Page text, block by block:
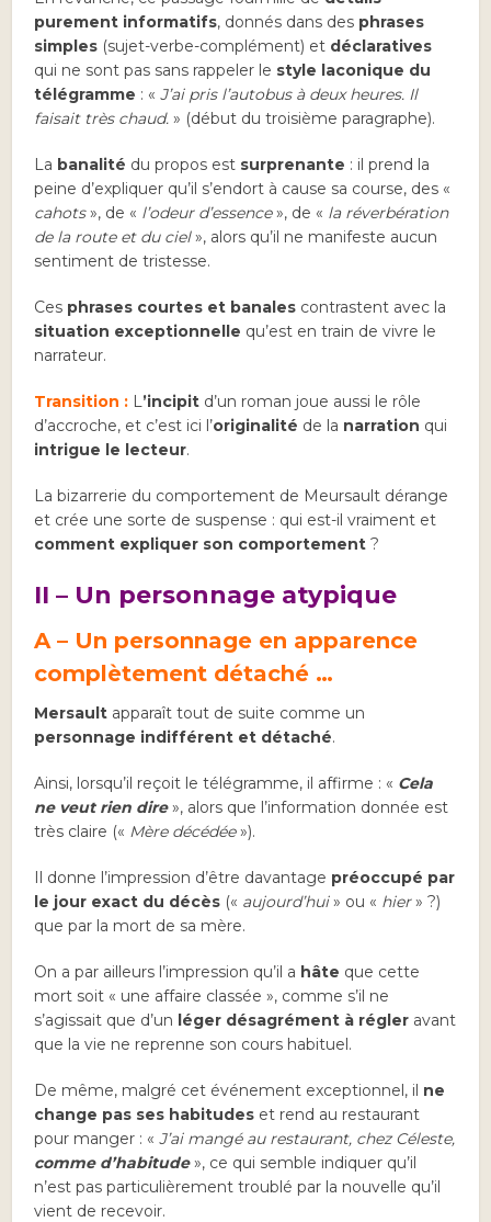
purement informatifs, donnés dans des phrases
simples (sujet-verbe-complément) et déclaratives
qui ne sont pas sans rappeler le style laconique du
télégramme : «J’ai pris l’autobus à deux heures. Il
faisait très chaud.» (début du troisième paragraphe).
La banalité du propos est surprenante : il prend la
peine d’expliquer qu’il s’endort à cause sa course, des «
cahots», de « l’odeur d’essence», de « la réverbération
de la route et du ciel», alors qu’il ne manifeste aucun
sentiment de tristesse.
Ces phrases courtes et banales contrastent avec la
situation exceptionnelle qu’est en train de vivre le
narrateur.
Transition : L’incipit d’un roman joue aussi le rôle
d’accroche, et c’est ici l’originalité de la narration qui
intrigue le lecteur.
La bizarrerie du comportement de Meursault dérange
et crée une sorte de suspense : qui est-il vraiment et
comment expliquer son comportement ?
II – Un personnage atypique
A – Un personnage en apparence
complètement détaché …
Mersault apparaît tout de suite comme un
personnage indifférent et détaché.
Ainsi, lorsqu’il reçoit le télégramme, il affirme : « Cela
ne veut rien dire», alors que l’information donnée est
très claire (« Mère décédée»).
Il donne l’impression d’être davantage préoccupé par
le jour exact du décès (« aujourd’hui» ou « hier» ?)
que par la mort de sa mère.
On a par ailleurs l’impression qu’il a hâte que cette
mort soit « une affaire classée », comme s’il ne
s’agissait que d’un léger désagrément à régler avant
que la vie ne reprenne son cours habituel.
De même, malgré cet événement exceptionnel, il ne
change pas ses habitudes et rend au restaurant
pour manger : «J’ai mangé au restaurant, chez Céleste,
comme d’habitude», ce qui semble indiquer qu’il
n’est pas particulièrement troublé par la nouvelle qu’il
vient de recevoir.